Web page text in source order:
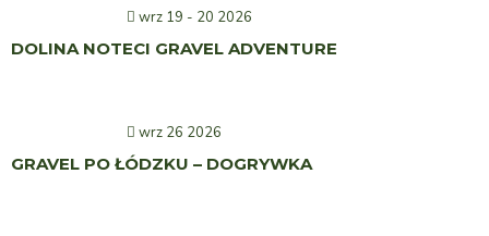
wrz 19 - 20 2026
DOLINA NOTECI GRAVEL ADVENTURE
wrz 26 2026
GRAVEL PO ŁÓDZKU – DOGRYWKA